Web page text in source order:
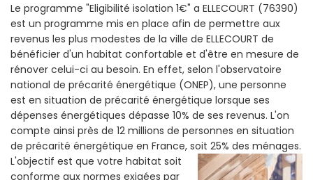
Le programme "Eligibilité isolation 1€" a ELLECOURT (76390)
est un programme mis en place afin de permettre aux
revenus les plus modestes de la ville de ELLECOURT de
bénéficier d'un habitat confortable et d'être en mesure de
rénover celui-ci au besoin. En effet, selon l'observatoire
national de précarité énergétique (ONEP), une personne
est en situation de précarité énergétique lorsque ses
dépenses énergétiques dépasse 10% de ses revenus. L'on
compte ainsi près de 12 millions de personnes en situation
de précarité énergétique en France, soit 25% des ménages.
L'objectif est que votre habitat soit
conforme aux normes exigées par